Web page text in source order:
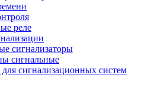
реле
сигнализаторы
сигнальные
сигнализационных систем